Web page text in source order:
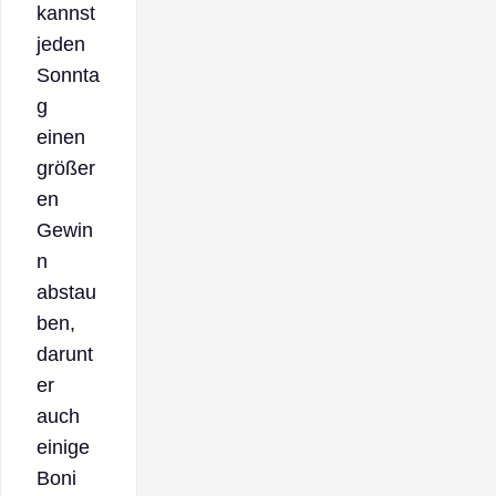
kannst
jeden
Sonnta
g
einen
größer
en
Gewin
n
abstau
ben,
darunt
er
auch
einige
Boni